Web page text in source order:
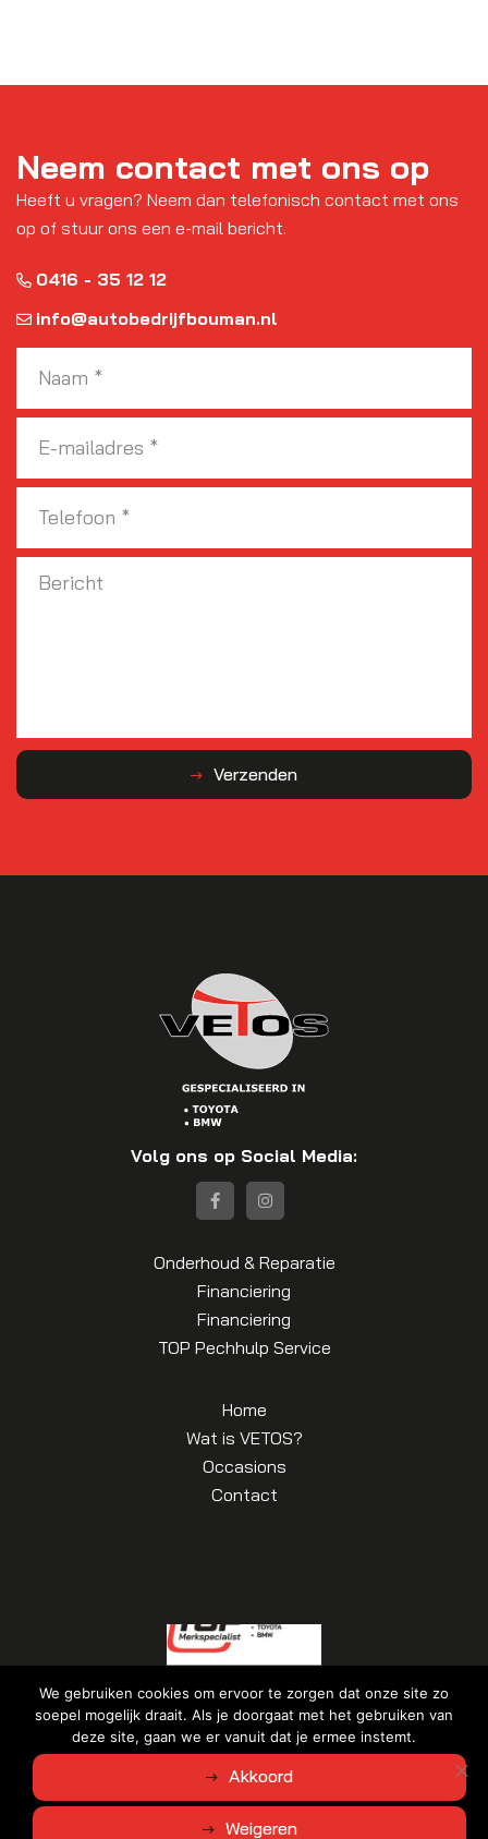
Neem contact met ons op
Heeft u vragen? Neem dan telefonisch contact met ons
op of stuur ons een e-mail bericht.
0416 - 35 12 12
info@autobedrijfbouman.nl
Verzenden
Volg ons op Social Media:
Onderhoud & Reparatie
Financiering
Financiering
TOP Pechhulp Service
Home
Wat is VETOS?
Occasions
Contact
© Copyright 2026 Autobedrijf Bouman| Algemene voorwaarden|
We gebruiken cookies om ervoor te zorgen dat onze site zo
soepel mogelijk draait. Als je doorgaat met het gebruiken van
deze site, gaan we er vanuit dat je ermee instemt.
Akkoord
Weigeren